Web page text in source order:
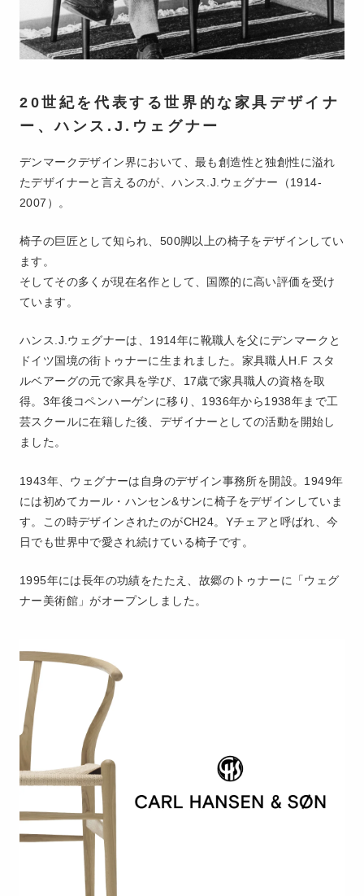
20世紀を代表する世界的な家具デザイナ
ー、ハンス.J.ウェグナー
デンマークデザイン界において、最も創造性と独創性に溢れ
たデザイナーと言えるのが、ハンス.J.ウェグナー（1914-
2007）。
椅子の巨匠として知られ、500脚以上の椅子をデザインしてい
ます。
そしてその多くが現在名作として、国際的に高い評価を受け
ています。
ハンス.J.ウェグナーは、1914年に靴職人を父にデンマークと
ドイツ国境の街トゥナーに生まれました。家具職人H.F スタ
ルベアーグの元で家具を学び、17歳で家具職人の資格を取
得。3年後コペンハーゲンに移り、1936年から1938年まで工
芸スクールに在籍した後、デザイナーとしての活動を開始し
ました。
1943年、ウェグナーは自身のデザイン事務所を開設。1949年
には初めてカール・ハンセン&サンに椅子をデザインしていま
す。この時デザインされたのがCH24。Yチェアと呼ばれ、今
日でも世界中で愛され続けている椅子です。
1995年には長年の功績をたたえ、故郷のトゥナーに「ウェグ
ナー美術館」がオープンしました。